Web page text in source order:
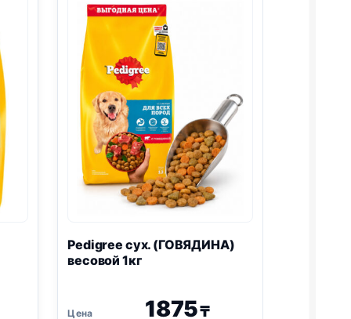
Pedigree сух. (ГОВЯДИНА)
весовой 1кг
1875₸